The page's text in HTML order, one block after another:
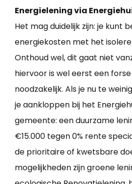
Energielening via
Het mag duidelijk zijn: je kunt
energiekosten met het
Onthoud wel, dit gaat niet
hiervoor is wel eerst een
noodzakelijk. Als je nu te
je aankloppen bij het
gemeente: een duurzame
€15.000 tegen 0% rente
de prioritaire of kwetsbare
mogelijkheden zijn groene